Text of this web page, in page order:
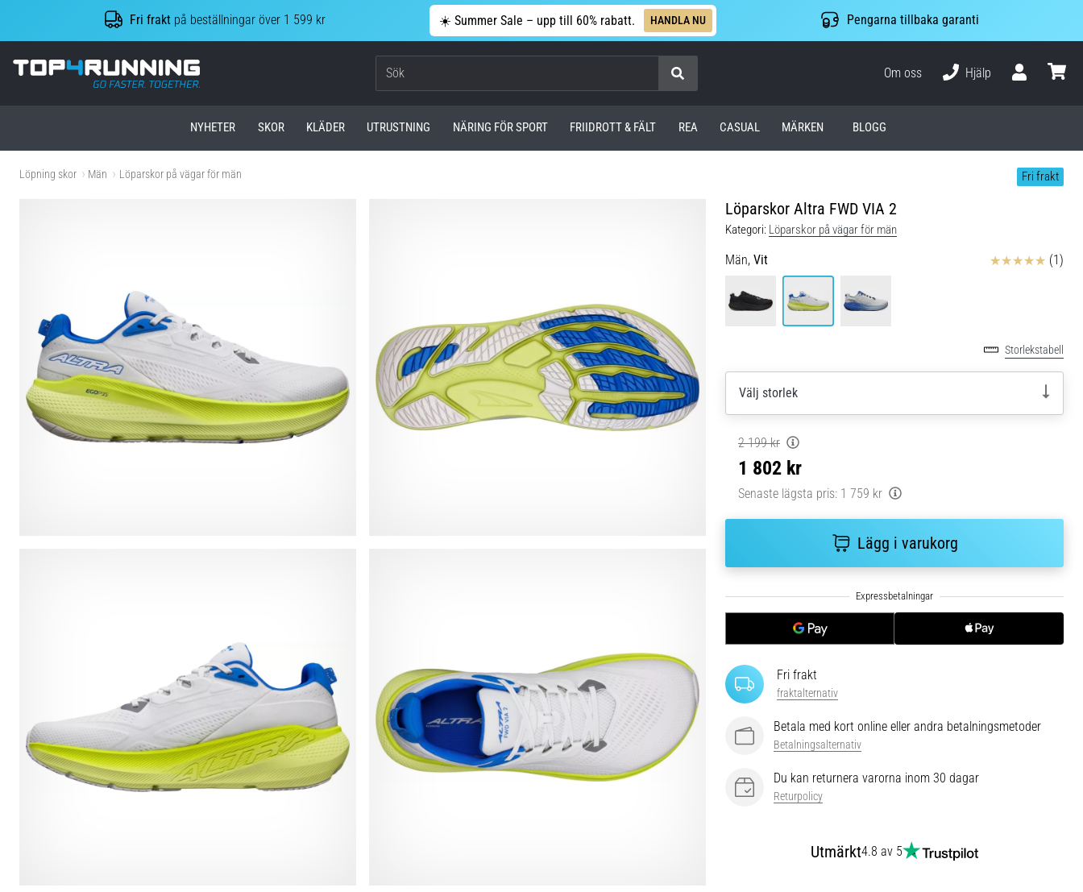
Fri frakt på beställningar över 1 599 kr ☀️ Summer Sale – upp till 60% rabatt. HANDLA NU Pengarna tillbaka garanti
Top4Running.se
Om oss
Hjälp
NYHETER SKOR KLÄDER UTRUSTNING NÄRING FÖR SPORT FRIIDROTT & FÄLT REA CASUAL MÄRKEN BLOGG
Löpning skor Män Löparskor på vägar för män Fri frakt
Löparskor Altra FWD VIA 2
Kategori: Löparskor på vägar för män
Män, Vit Recensioner (1)
Storlekstabell
Välj storlek
2 199 kr
1 802 kr
Senaste lägsta pris: 1 759 kr
Lägg i varukorg
Fri frakt
fraktalternativ
Betala med kort online eller andra betalningsmetoder
Betalningsalternativ
Du kan returnera varorna inom 30 dagar
Returpolicy
Utmärkt4.8 av 5